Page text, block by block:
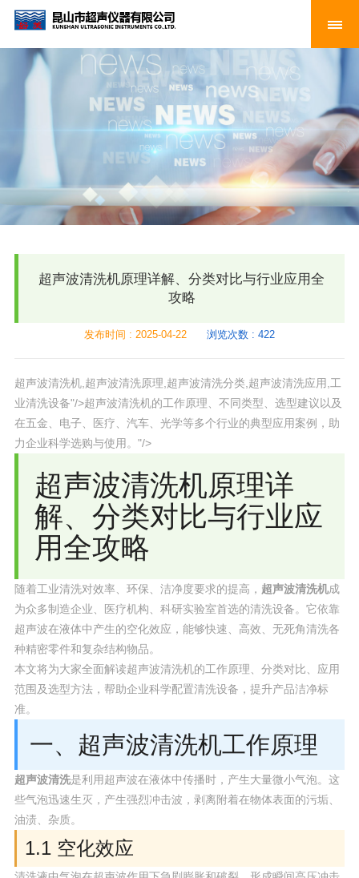
超声波清洗机原理详解、分类对比与行业应用全
攻略
发布时间 : 2025-04-22 浏览次数 : 422
超声波清洗机,超声波清洗原理,超声波清洗分类,超声波清洗应用,工
业清洗设备"/>超声波清洗机的工作原理、不同类型、选型建议以及
在五金、电子、医疗、汽车、光学等多个行业的典型应用案例，助
力企业科学选购与使用。"/>
超声波清洗机原理详
解、分类对比与行业应
用全攻略
随着工业清洗对效率、环保、洁净度要求的提高， 超声波清洗机成
为众多制造企业、医疗机构、科研实验室首选的清洗设备。它依靠
超声波在液体中产生的空化效应，能够快速、高效、无死角清洗各
种精密零件和复杂结构物品。
本文将为大家全面解读超声波清洗机的工作原理、分类对比、应用
范围及选型方法，帮助企业科学配置清洗设备，提升产品洁净标
准。
一、超声波清洗机工作原理
超声波清洗是利用超声波在液体中传播时，产生大量微小气泡。这
些气泡迅速生灭，产生强烈冲击波，剥离附着在物体表面的污垢、
油渍、杂质。
1.1 空化效应